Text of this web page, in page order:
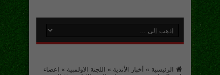
الرئيسية » أخبار الأندية » اللجنة الاولمبية » اعضاء